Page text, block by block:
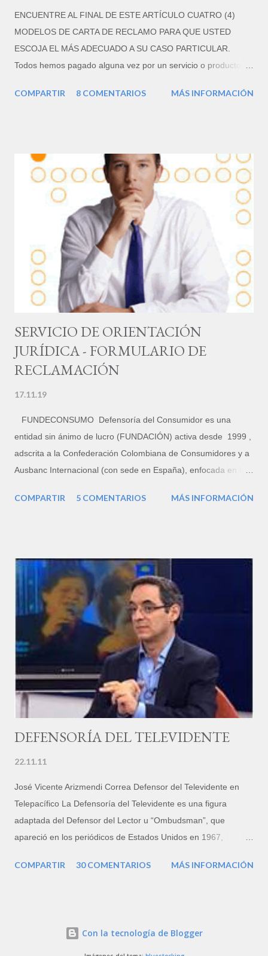
ENCUENTRE AL FINAL DE ESTE ARTÍCULO CUATRO (4)
MODELOS DE CARTA DE RECLAMO PARA QUE USTED
ESCOJA EL MÁS ADECUADO A SU CASO PARTICULAR.
Todos hemos pagado alguna vez por un servicio o producto
con lo que se nos prometió. Pero, según diversos estudios,
e incluso logran a veces la devolución del dinero. Muchas
personas se sienten incómodas cuando deben presentan una
queja, bien porque creen que están llevando a cabo un
esfuerzo desagradable, o por asumir la inutilidad de su acción.
Sin embargo, cuando una persona no obtiene el servicio o el
producto por el que ha pagado, es conveniente quejarse de
manera adecuada. El problema es que la mayoría de las
personas que tienen razones para quejarse no lo hacen,
genera...
COMPARTIR 8 COMENTARIOS MÁS INFORMACIÓN
SERVICIO DE ORIENTACIÓN
JURÍDICA - FORMULARIO DE
RECLAMACIÓN
17.11.19
FUNDECONSUMO Defensoría del Consumidor es una
entidad sin ánimo de lucro (FUNDACIÓN) activa desde 1999 ,
adscrita a la Confederación Colombiana de Consumidores y a
Ausbanc Internacional (con sede en España), enfocada en la
Unidad Básica de Consumo (UBC). Somos una Organización
derecho de amplia experiencia. Su director ejecutivo es el
letrado FERNANDO H. FLÓREZ RICARDO. PORTAFOLIO
DE SERVICIOS Consultoría en Derecho del Consumo,
Derecho Civil y de Familia: Reclamaciones de Consumo.
Denuncias ante la SUPERINDUSTRIA . Acciones de Protección
al Consumidor por Incumplimiento de Garantías, Publicidad
Engañosa, Cobro Arbitrario y Cláusulas Abusivas en Contratos.
Derechos de Petición. Acciones de Tutela. Protecci...
COMPARTIR 5 COMENTARIOS MÁS INFORMACIÓN
DEFENSORÍA DEL TELEVIDENTE
22.11.11
José Vicente Arizmendi Correa Defensor del Televidente en
Telepacífico La Defensoría del Televidente es una figura
adaptada del Defensor del Lector u “Ombudsman”, que
apareció en los periódicos de Estados Unidos en 1967,
representaba al público ante las distintas instituciones del
defensor del televidente desde 1996. La misma norma que
COMPARTIR 30 COMENTARIOS MÁS INFORMACIÓN
Con la tecnología de Blogger